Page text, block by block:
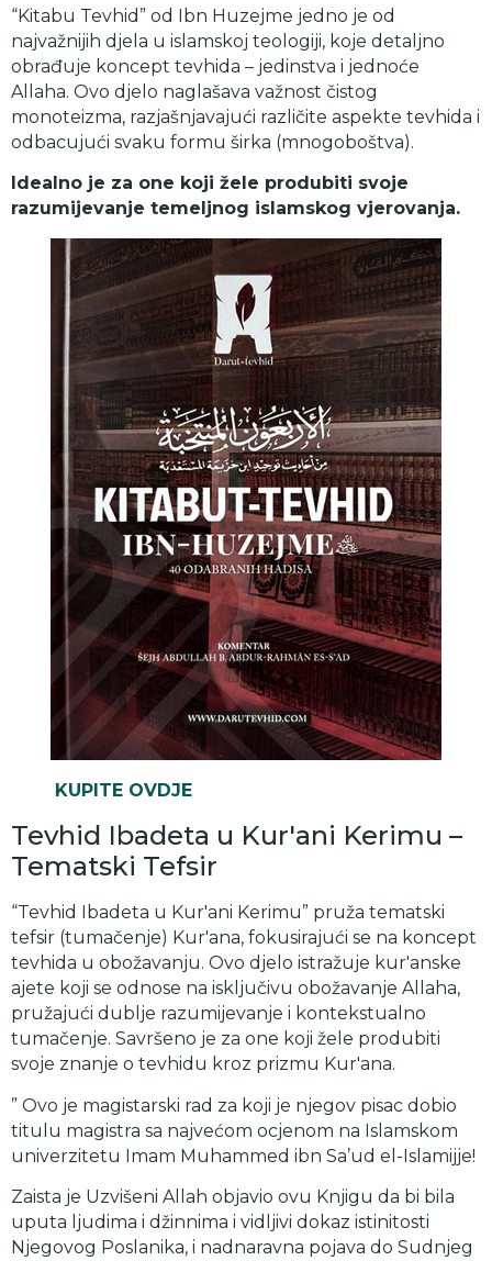
“Kitabu Tevhid” od Ibn Huzejme jedno je od
najvažnijih djela u islamskoj teologiji, koje detaljno
obrađuje koncept tevhida – jedinstva i jednoće
Allaha. Ovo djelo naglašava važnost čistog
monoteizma, razjašnjavajući različite aspekte tevhida i
odbacujući svaku formu širka (mnogoboštva).
Idealno je za one koji žele produbiti svoje
razumijevanje temeljnog islamskog vjerovanja.
KUPITE OVDJE
Tevhid Ibadeta u Kur'ani Kerimu –
Tematski Tefsir
“Tevhid Ibadeta u Kur'ani Kerimu” pruža tematski
tefsir (tumačenje) Kur'ana, fokusirajući se na koncept
tevhida u obožavanju. Ovo djelo istražuje kur'anske
ajete koji se odnose na isključivu obožavanje Allaha,
pružajući dublje razumijevanje i kontekstualno
tumačenje. Savršeno je za one koji žele produbiti
svoje znanje o tevhidu kroz prizmu Kur'ana.
” Ovo je magistarski rad za koji je njegov pisac dobio
titulu magistra sa najvećom ocjenom na Islamskom
univerzitetu Imam Muhammed ibn Sa’ud el-Islamijje!
Zaista je Uzvišeni Allah objavio ovu Knjigu da bi bila
uputa ljudima i džinnima i vidljivi dokaz istinitosti
Njegovog Poslanika, i nadnaravna pojava do Sudnjeg